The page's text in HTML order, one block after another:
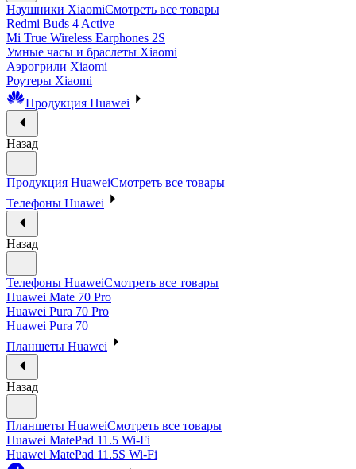
Наушники XiaomiСмотреть все товары
Redmi Buds 4 Active
Mi True Wireless Earphones 2S
Умные часы и браслеты Xiaomi
Аэрогрили Xiaomi
Роутеры Xiaomi
Продукция Huawei
Назад
Продукция HuaweiСмотреть все товары
Телефоны Huawei
Назад
Телефоны HuaweiСмотреть все товары
Huawei Mate 70 Pro
Huawei Pura 70 Pro
Huawei Pura 70
Планшеты Huawei
Назад
Планшеты HuaweiСмотреть все товары
Huawei MatePad 11.5 Wi-Fi
Huawei MatePad 11.5S Wi-Fi